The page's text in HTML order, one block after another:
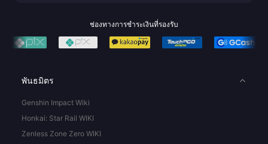
ช่องทางการชำระเงินที่รองรับ
พันธมิตร
Genshin Impact Wiki
Honkai: Star Rail WIKI
Zenless Zone Zero WIKI